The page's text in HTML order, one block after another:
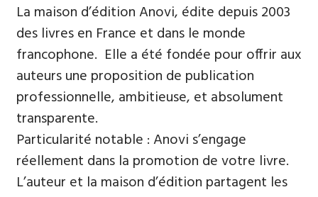
La maison d’édition Anovi, édite depuis 2003
des livres en France et dans le monde
francophone. Elle a été fondée pour offrir aux
auteurs une proposition de publication
professionnelle, ambitieuse, et absolument
transparente.
Particularité notable : Anovi s’engage
réellement dans la promotion de votre livre.
L’auteur et la maison d’édition partagent les